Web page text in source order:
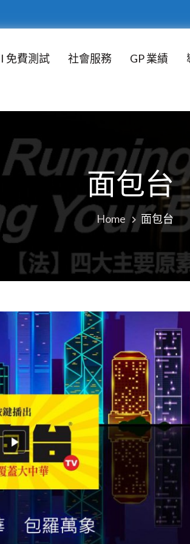
LTD
足亞洲市場，致力於為企業提供培
免費測試 社會服務 GP 業績
面包台
Home 面包台